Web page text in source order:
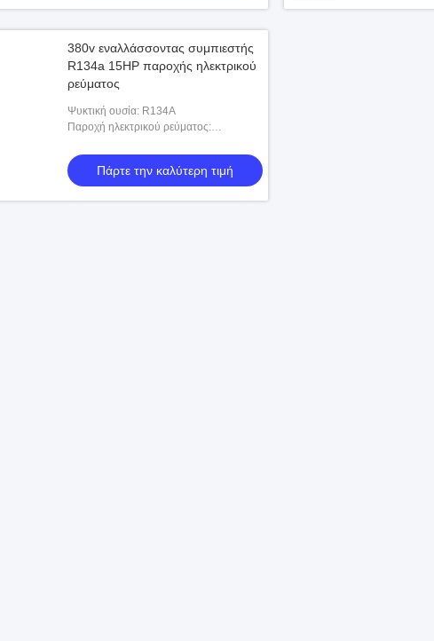
380v εναλλάσσοντας συμπιεστής
R134a 15HP παροχής ηλεκτρικού
ρεύματος
Ψυκτική ουσία: R134A
Παροχή ηλεκτρικού ρεύματος:
Πάρτε την καλύτερη τιμή